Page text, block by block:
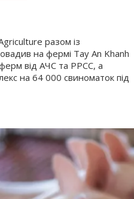
разом із
на фермі Tay An Khanh
від АЧС та РРСС, а
на 64 000 свиноматок під